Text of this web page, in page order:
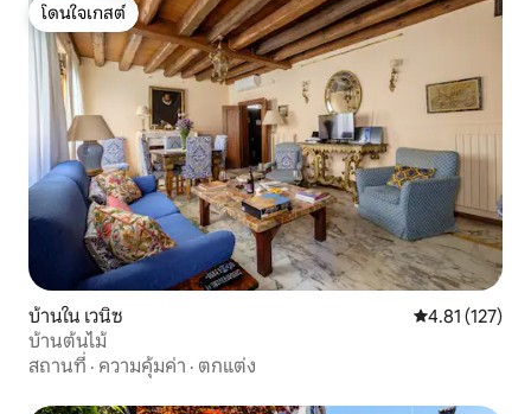
โดนใจเกสต์
โดนใจเกสต์
บ้านใน เวนิซ คะแนนเฉลี่ย
4.81 (127)
บ้านต้นไม้
สถานที่ · ความคุ้มค่า · ตกแต่ง